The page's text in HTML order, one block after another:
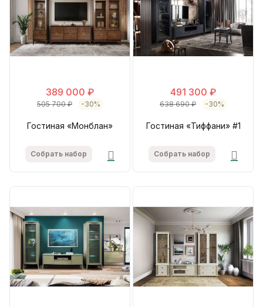
389 000 ₽
505 700 ₽ -30%
Гостиная «Монблан»
Собрать набор
491 300 ₽
638 690 ₽ -30%
Гостиная «Тиффани» #1
Собрать набор